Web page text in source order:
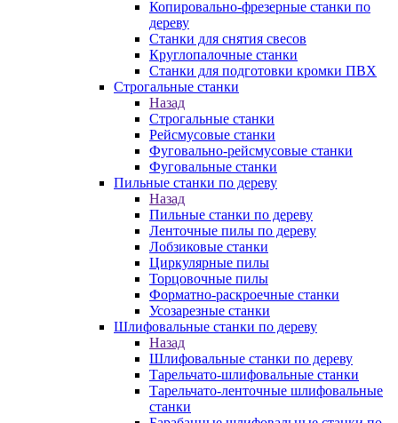
Копировально-фрезерные станки по
дереву
Станки для снятия свесов
Круглопалочные станки
Станки для подготовки кромки ПВХ
Строгальные станки
Назад
Строгальные станки
Рейсмусовые станки
Фуговально-рейсмусовые станки
Фуговальные станки
Пильные станки по дереву
Назад
Пильные станки по дереву
Ленточные пилы по дереву
Лобзиковые станки
Циркулярные пилы
Торцовочные пилы
Форматно-раскроечные станки
Усозарезные станки
Шлифовальные станки по дереву
Назад
Шлифовальные станки по дереву
Тарельчато-шлифовальные станки
Тарельчато-ленточные шлифовальные
станки